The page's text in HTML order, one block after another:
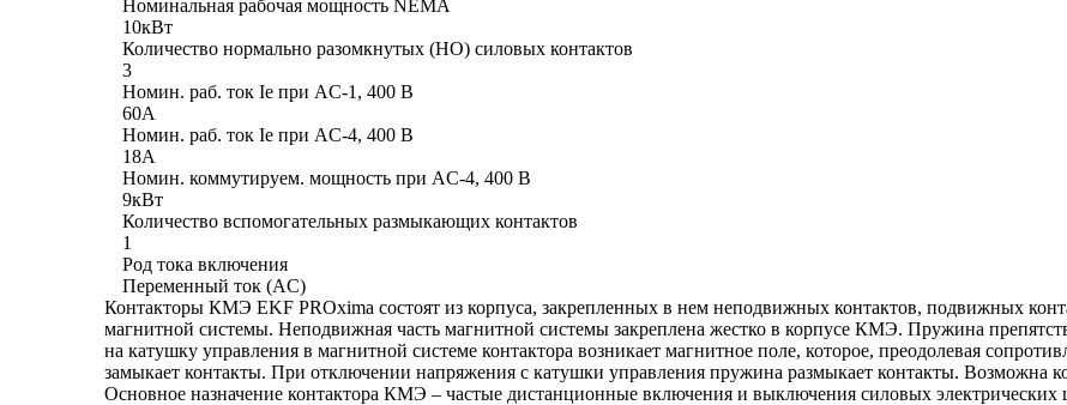
Номинальная рабочая мощность NEMA
10кВт
Количество нормально разомкнутых (НО) силовых контактов
3
Номин. раб. ток Ie при AC-1, 400 В
60А
Номин. раб. ток Ie при AC-4, 400 В
18А
Номин. коммутируем. мощность при AC-4, 400 В
9кВт
Количество вспомогательных размыкающих контактов
1
Род тока включения
Переменный ток (AC)
Контакторы КМЭ EKF PROxima состоят из корпуса, закрепленных в нем неподвижных контактов, подвижных
магнитной системы. Неподвижная часть магнитной системы закреплена жестко в корпусе КМЭ. Пружина
на катушку управления в магнитной системе контактора возникает магнитное поле, которое, преодолевая
замыкает контакты. При отключении напряжения с катушки управления пружина размыкает контакты.
Основное назначение контактора КМЭ – частые дистанционные включения и выключения силовых